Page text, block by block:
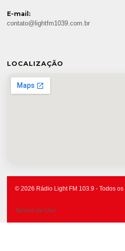
E-mail:
contato@lightfm1039.com.br
LOCALIZAÇÃO
© 2026 Rádio Light FM 103.9 - Todos
Termos de Uso